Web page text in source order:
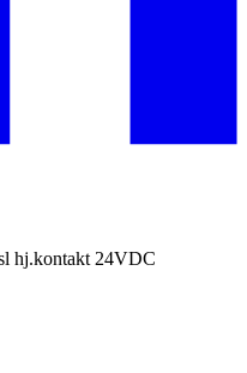
hj.kontakt 24VDC